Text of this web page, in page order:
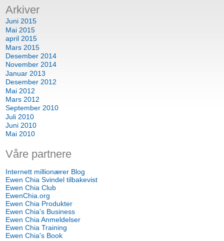
Arkiver
Juni 2015
Mai 2015
april 2015
Mars 2015
Desember 2014
November 2014
Januar 2013
Desember 2012
Mai 2012
Mars 2012
September 2010
Juli 2010
Juni 2010
Mai 2010
Våre partnere
Internett millionærer Blog
Ewen Chia Svindel tilbakevist
Ewen Chia Club
EwenChia.org
Ewen Chia Produkter
Ewen Chia's Business
Ewen Chia Anmeldelser
Ewen Chia Training
Ewen Chia's Book